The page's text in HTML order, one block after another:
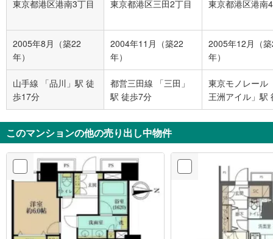
東京都港区港南3丁目 東京都港区三田2丁目 東京都港区港南
2005年8月（築22
年）
2004年11月（築22
年）
2005年12月（
年）
山手線 「品川」駅 徒
歩17分
都営三田線 「三田」
駅 徒歩7分
東京モノレール
王洲アイル」駅
分
このマンションの他の売り出し中物件